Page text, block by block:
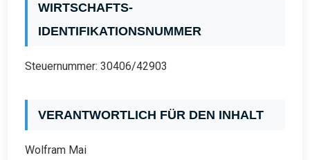
WIRTSCHAFTS-
IDENTIFIKATIONSNUMMER
Steuernummer: 30406/42903
VERANTWORTLICH FÜR DEN INHALT
Wolfram Mai